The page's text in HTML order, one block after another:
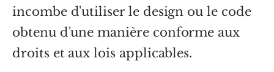
incombe d'utiliser le design ou le code
obtenu d'une manière conforme aux
droits et aux lois applicables.